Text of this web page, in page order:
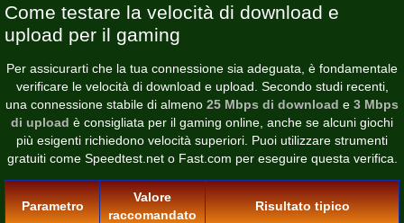
Come testare la velocità di download e
upload per il gaming
Per assicurarti che la tua connessione sia adeguata, è fondamentale
verificare le velocità di download e upload. Secondo studi recenti,
una connessione stabile di almeno 25 Mbps di download e 3 Mbps
di upload è consigliata per il gaming online, anche se alcuni giochi
più esigenti richiedono velocità superiori. Puoi utilizzare strumenti
gratuiti come Speedtest.neto Fast.com per eseguire questa verifica.
Parametro
Valore
raccomandato
Risultato tipico